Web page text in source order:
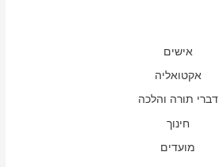
אישים
אקטואליה
דברי תורה והלכה
חינוך
מועדים